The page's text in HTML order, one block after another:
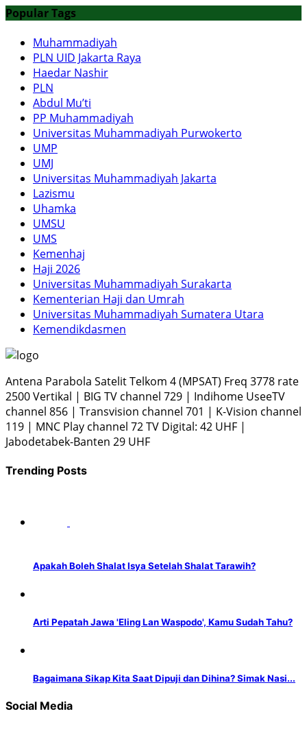
Popular Tags
Muhammadiyah
PLN UID Jakarta Raya
Haedar Nashir
PLN
Abdul Mu’ti
PP Muhammadiyah
Universitas Muhammadiyah Purwokerto
UMP
UMJ
Universitas Muhammadiyah Jakarta
Lazismu
Uhamka
UMSU
UMS
Kemenhaj
Haji 2026
Universitas Muhammadiyah Surakarta
Kementerian Haji dan Umrah
Universitas Muhammadiyah Sumatera Utara
Kemendikdasmen
Antena Parabola Satelit Telkom 4 (MPSAT) Freq 3778 rate
2500 Vertikal | BIG TV channel 729 | Indihome UseeTV
channel 856 | Transvision channel 701 | K-Vision channel
119 | MNC Play channel 72 TV Digital: 42 UHF |
Jabodetabek-Banten 29 UHF
Trending Posts
Apakah Boleh Shalat Isya Setelah Shalat Tarawih?
Arti Pepatah Jawa 'Eling Lan Waspodo', Kamu Sudah Tahu?
Bagaimana Sikap Kita Saat Dipuji dan Dihina? Simak Nasi...
Social Media